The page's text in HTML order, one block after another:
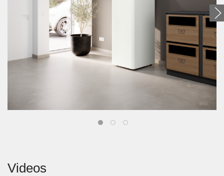
Videos